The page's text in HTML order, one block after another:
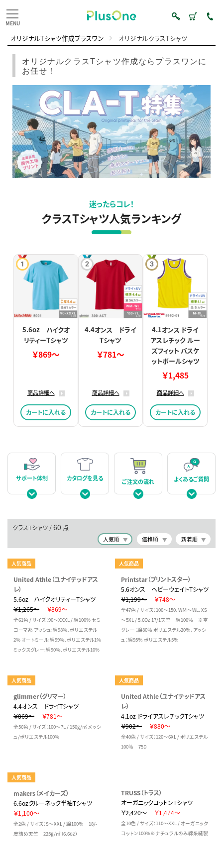
オリジナルTシャツ作成プラスワン オリジナルクラスTシャツ
オリジナルクラスTシャツ作成ならプラスワンに
お任せ！
迷ったらコレ！
クラスTシャツ人気ランキング
5.6oz ハイクオ
リティーTシャツ
￥869～
商品詳細へ
カートに入れる
4.4オンス ドライ
Tシャツ
￥781～
商品詳細へ
カートに入れる
4.1オンス ドライ
アスレチック ルー
ズフィット バスケ
ットボールシャツ
￥1,485
商品詳細へ
カートに入れる
サポート体制 カタログを見る ご注文の流れ よくあるご質問
クラスTシャツ /60 点
人気順 価格順 新着順
人気商品
United Athle（ユナイテッドアス
レ）
5.6oz ハイクオリティーTシャツ
￥1,265～
￥869～
全61色 / サイズ：90～XXXL / 綿100% セミ
コーマ糸 アッシュ:綿98%、ポリエステル
2% オートミール:綿99%、ポリエステル1%
ミックスグレー:綿90%、ポリエステル10%
人気商品
Printstar（プリントスター）
5.6オンス ヘビーウェイトTシャツ
￥1,199～
￥748～
全47色 / サイズ：100～150、WＭ～WL、XS
～5XL / 5.6Oz 17/1天竺 綿100％ ※杢
グレー：綿80％ ポリエステル20％、アッシ
ュ：綿95％ ポリエステル5％
人気商品
glimmer（グリマー）
4.4オンス ドライTシャツ
￥869～
￥781～
全56色 / サイズ：100～7L / 150g/㎡ メッシ
ュ/ポリエステル100%
人気商品
United Athle（ユナイテッドアス
レ）
4.1oz ドライアスレチックTシャツ
￥902～
￥880～
全40色 / サイズ：120～6XL / ポリエステル
100％ 75D
人気商品
makers（メイカーズ）
6.6ozクルーネック半袖Tシャツ
￥1,100～
全2色 / サイズ：S～XXL / 綿100％ 18/-
度詰め天竺 225g/㎡（6.6oz）
TRUSS（トラス）
オーガニックコットンTシャツ
￥2,420～
￥1,474～
全10色 / サイズ：110～XXL / オーガニック
コットン100%※ナチュラルのみ綿糸縫製